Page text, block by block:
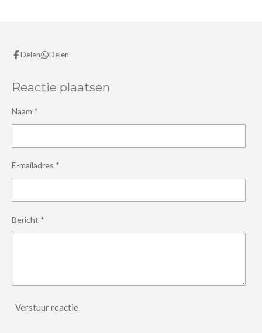
Delen Delen
Reactie plaatsen
Naam *
E-mailadres *
Bericht *
Verstuur reactie